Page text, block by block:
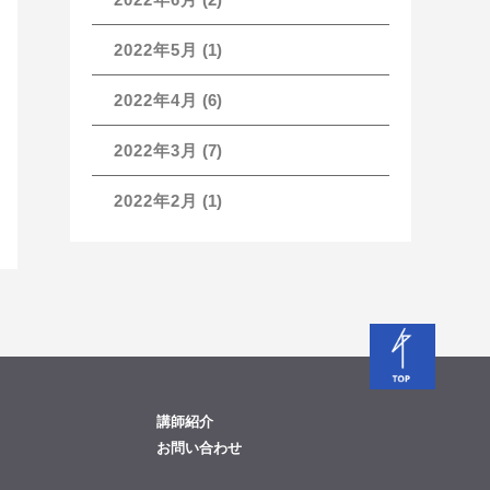
2022年5月 (1)
2022年4月 (6)
2022年3月 (7)
2022年2月 (1)
講師紹介
お問い合わせ